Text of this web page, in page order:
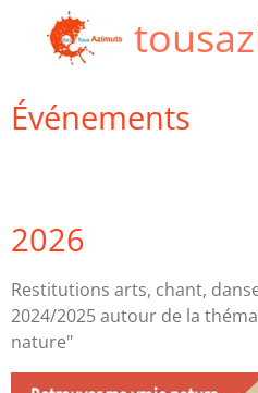
Passer
principal
Événements
2026
Restitutions arts, chant,
2024/2025 autour de la
nature"